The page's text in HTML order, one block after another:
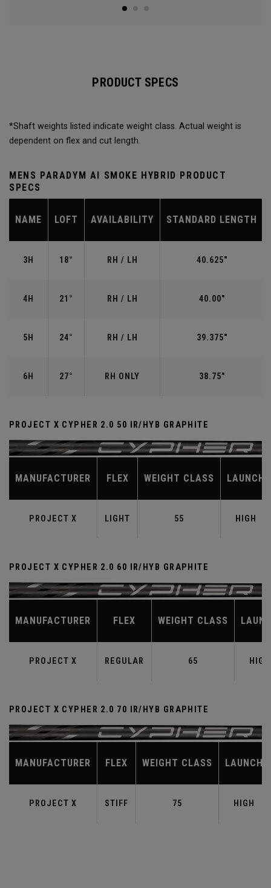
PRODUCT SPECS
*Shaft weights listed indicate weight class. Actual weight is
dependent on flex and cut length.
MENS PARADYM AI SMOKE HYBRID PRODUCT
SPECS
NAME LOFT AVAILABILITY STANDARD LENGTH
3H 18° RH / LH 40.625"
4H 21° RH / LH 40.00"
5H 24° RH / LH 39.375"
6H 27° RH ONLY 38.75"
PROJECT X CYPHER 2.0 50 IR/HYB GRAPHITE
MANUFACTURER FLEX WEIGHT CLASS LAUNCH
PROJECT X LIGHT 55 HIGH
PROJECT X CYPHER 2.0 60 IR/HYB GRAPHITE
MANUFACTURER FLEX WEIGHT CLASS
PROJECT X REGULAR 65 HIGH
PROJECT X CYPHER 2.0 70 IR/HYB GRAPHITE
MANUFACTURER FLEX WEIGHT CLASS LAUNCH
PROJECT X STIFF 75 HIGH